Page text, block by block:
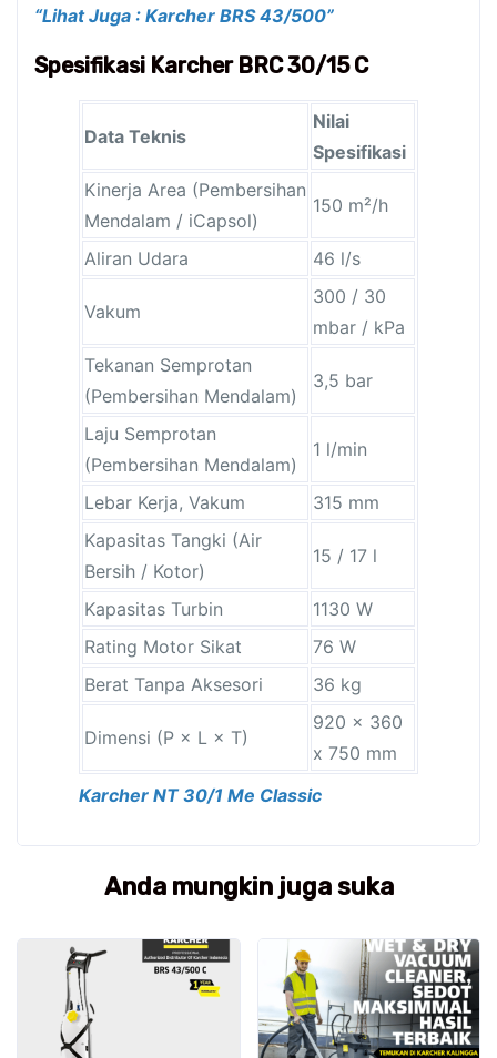
“Lihat Juga : Karcher BRS 43/500”
Spesifikasi Karcher BRC 30/15 C
Data Teknis
Nilai
Spesifikasi
Kinerja Area (Pembersihan
Mendalam / iCapsol)
150 m²/h
Aliran Udara 46 l/s
Vakum
300 / 30
mbar / kPa
Tekanan Semprotan
(Pembersihan Mendalam)
3,5 bar
Laju Semprotan
(Pembersihan Mendalam)
1 l/min
Lebar Kerja, Vakum
315 mm
Kapasitas Tangki (Air
Bersih / Kotor)
15 / 17 l
Kapasitas Turbin
1130 W
Rating Motor Sikat
76 W
Berat Tanpa Aksesori
36 kg
Dimensi (P × L × T)
920 x 360
x 750 mm
Karcher NT 30/1 Me Classic
Anda mungkin juga suka